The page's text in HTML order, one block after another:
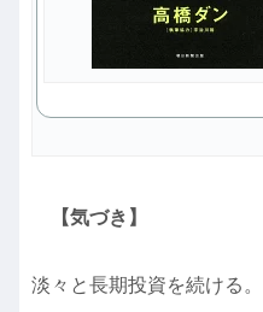
【気づき】
淡々と長期投資を続ける。